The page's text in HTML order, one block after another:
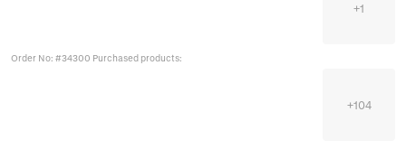
+1
Order No: #34300 Purchased products:
+104